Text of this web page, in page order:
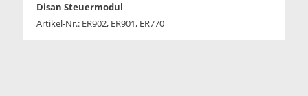
Disan Steuermodul
Artikel-Nr.: ER902, ER901, ER770